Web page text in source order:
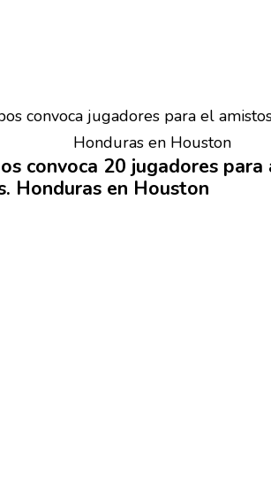
convoca 20 jugadores
Honduras en Houston